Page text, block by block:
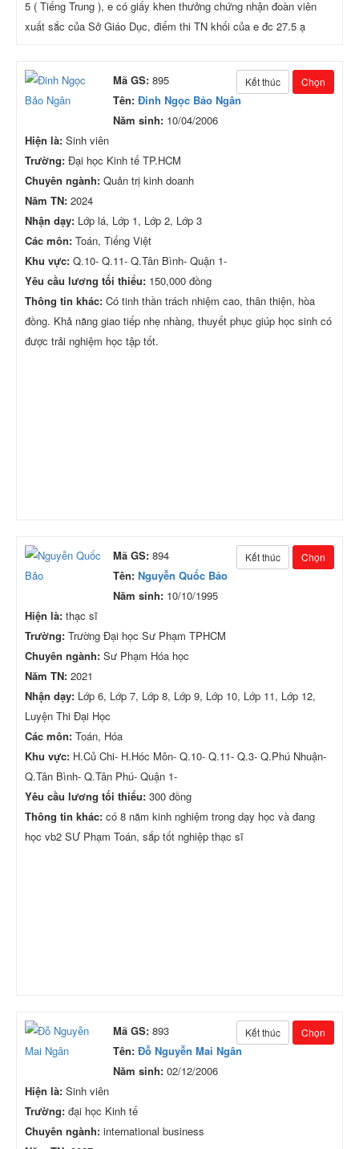
5 ( Tiếng Trung ), e có giấy khen thưởng chứng nhận đoàn viên
xuất sắc của Sở Giáo Dục, điểm thi TN khối của e đc 27.5 ạ
Kết thúc Chọn
Mã GS: 895
Tên: Đinh Ngọc Bảo Ngân
Năm sinh: 10/04/2006
Hiện là: Sinh viên
Trường: Đại học Kinh tế TP.HCM
Chuyên ngành: Quản trị kinh doanh
Năm TN: 2024
Nhận dạy: Lớp lá, Lớp 1, Lớp 2, Lớp 3
Các môn: Toán, Tiếng Việt
Khu vực: Q.10- Q.11- Q.Tân Bình- Quận 1-
Yêu cầu lương tối thiểu: 150,000 đồng
Thông tin khác: Có tinh thần trách nhiệm cao, thân thiện, hòa
đồng. Khả năng giao tiếp nhẹ nhàng, thuyết phục giúp học sinh có
được trải nghiệm học tập tốt.
Kết thúc Chọn
Mã GS: 894
Tên: Nguyễn Quốc Bảo
Năm sinh: 10/10/1995
Hiện là: thạc sĩ
Trường: Trường Đại học Sư Phạm TPHCM
Chuyên ngành: Sư Phạm Hóa học
Năm TN: 2021
Nhận dạy: Lớp 6, Lớp 7, Lớp 8, Lớp 9, Lớp 10, Lớp 11, Lớp 12,
Luyện Thi Đại Học
Các môn: Toán, Hóa
Khu vực: H.Củ Chi- H.Hóc Môn- Q.10- Q.11- Q.3- Q.Phú Nhuận-
Q.Tân Bình- Q.Tân Phú- Quận 1-
Yêu cầu lương tối thiểu: 300 đồng
Thông tin khác: có 8 năm kinh nghiệm trong dạy học và đang
học vb2 SƯ Phạm Toán, sắp tốt nghiệp thạc sĩ
Kết thúc Chọn
Mã GS: 893
Tên: Đỗ Nguyễn Mai Ngân
Năm sinh: 02/12/2006
Hiện là: Sinh viên
Trường: đại học Kinh tế
Chuyên ngành: international business